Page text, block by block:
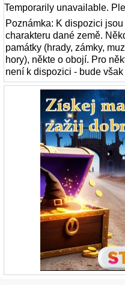
Temporarily unavailable.
Poznámka: K dispozici
charakteru dané země.
památky (hrady, zámky,
hory), někte o obojí. Pro
není k dispozici - bude